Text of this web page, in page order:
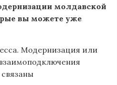
молдавской
вы можете уже
Модернизация или